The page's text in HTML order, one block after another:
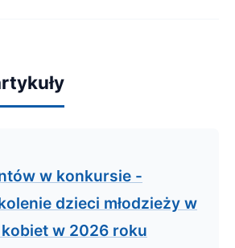
w konkursie -
dzieci młodzieży w
w 2026 roku